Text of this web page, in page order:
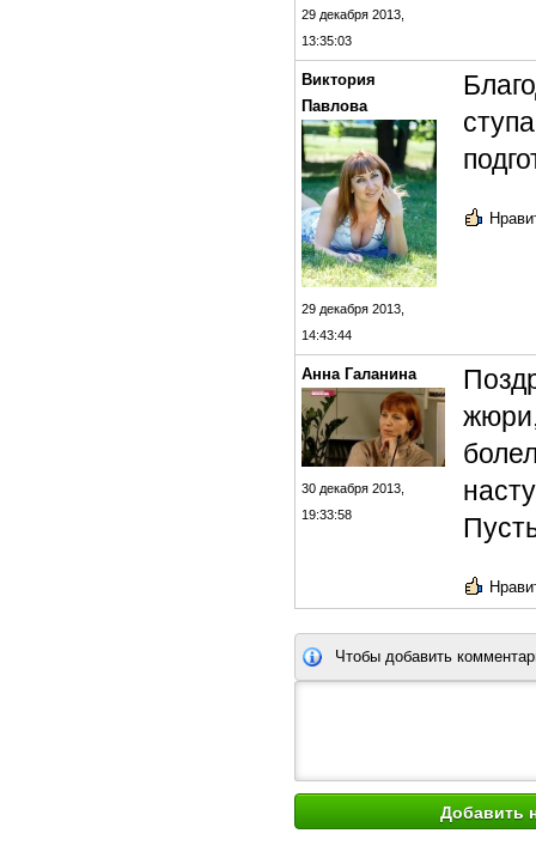
29 декабря 2013,
13:35:03
Виктория
Павлова
29 декабря 2013,
14:43:44
Анна Галанина
30 декабря 2013,
19:33:58
Чтобы добавить